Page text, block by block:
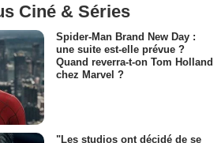
Ciné & Séries
Spider-Man Brand New Day :
une suite est-elle prévue ?
Quand reverra-t-on Tom Holland
chez Marvel ?
"Les studios ont décidé de se